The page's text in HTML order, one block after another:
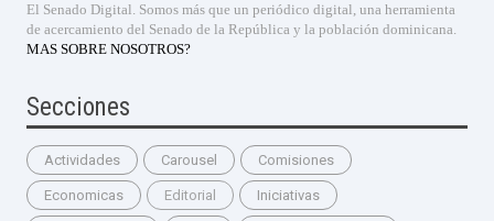
El Senado Digital. Somos más que un periódico digital, una herramienta
de acercamiento del Senado de la República y la población dominicana.
MAS SOBRE NOSOTROS?
Secciones
Actividades Carousel Comisiones
Economicas Editorial Iniciativas